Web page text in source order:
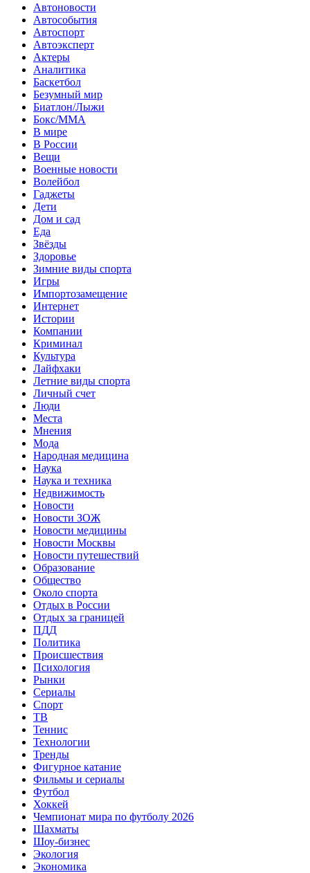
Автоновости
Автособытия
Автоспорт
Автоэксперт
Актеры
Аналитика
Баскетбол
Безумный мир
Биатлон/Лыжи
Бокс/MMA
В мире
В России
Вещи
Военные новости
Волейбол
Гаджеты
Дети
Дом и сад
Еда
Звёзды
Здоровье
Зимние виды спорта
Игры
Импортозамещение
Интернет
Истории
Компании
Криминал
Культура
Лайфхаки
Летние виды спорта
Личный счет
Люди
Места
Мнения
Мода
Народная медицина
Наука
Наука и техника
Недвижимость
Новости
Новости ЗОЖ
Новости медицины
Новости Москвы
Новости путешествий
Образование
Общество
Около спорта
Отдых в России
Отдых за границей
ПДД
Политика
Происшествия
Психология
Рынки
Сериалы
Спорт
ТВ
Теннис
Технологии
Тренды
Фигурное катание
Фильмы и сериалы
Футбол
Хоккей
Чемпионат мира по футболу 2026
Шахматы
Шоу-бизнес
Экология
Экономика